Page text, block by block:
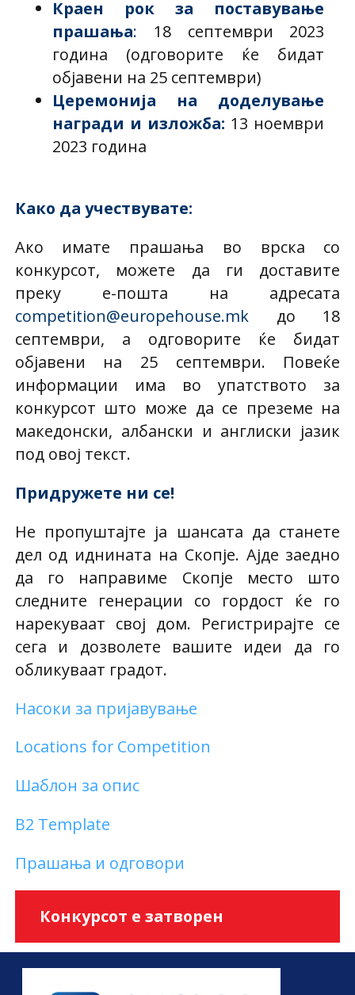
Краен рок за поставување
прашања: 18 септември 2023
година (одговорите ќе бидат
објавени на 25 септември)
Церемонија на доделување
награди и изложба: 13 ноември
2023 година
Како да учествувате:
Ако имате прашања во врска со
конкурсот, можете да ги доставите
преку е-пошта на адресата
competition@europehouse.mkдо 18
септември, а одговорите ќе бидат
објавени на 25 септември. Повеќе
информации има во упатството за
конкурсот што може да се преземе на
македонски, албански и англиски јазик
под овој текст.
Придружете ни се!
Не пропуштајте ја шансата да станете
дел од иднината на Скопје. Ајде заедно
да го направиме Скопје место што
следните генерации со гордост ќе го
нарекуваат свој дом. Регистрирајте се
сега и дозволете вашите идеи да го
обликуваат градот.
Насоки за пријавување
Locations for Competition
Шаблон за опис
B2 Template
Прашања и одговори
Конкурсот е затворен